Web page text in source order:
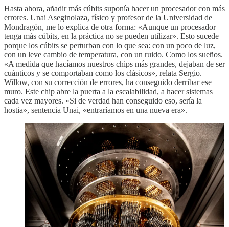
Hasta ahora, añadir más cúbits suponía hacer un procesador con más
errores. Unai Aseginolaza, físico y profesor de la Universidad de
Mondragón, me lo explica de otra forma: «Aunque un procesador
tenga más cúbits, en la práctica no se pueden utilizar». Esto sucede
porque los cúbits se perturban con lo que sea: con un poco de luz,
con un leve cambio de temperatura, con un ruido. Como los sueños.
«A medida que hacíamos nuestros chips más grandes, dejaban de ser
cuánticos y se comportaban como los clásicos», relata Sergio.
Willow, con su corrección de errores, ha conseguido derribar ese
muro. Este chip abre la puerta a la escalabilidad, a hacer sistemas
cada vez mayores. «Si de verdad han conseguido eso, sería la
hostia», sentencia Unai, «entraríamos en una nueva era».